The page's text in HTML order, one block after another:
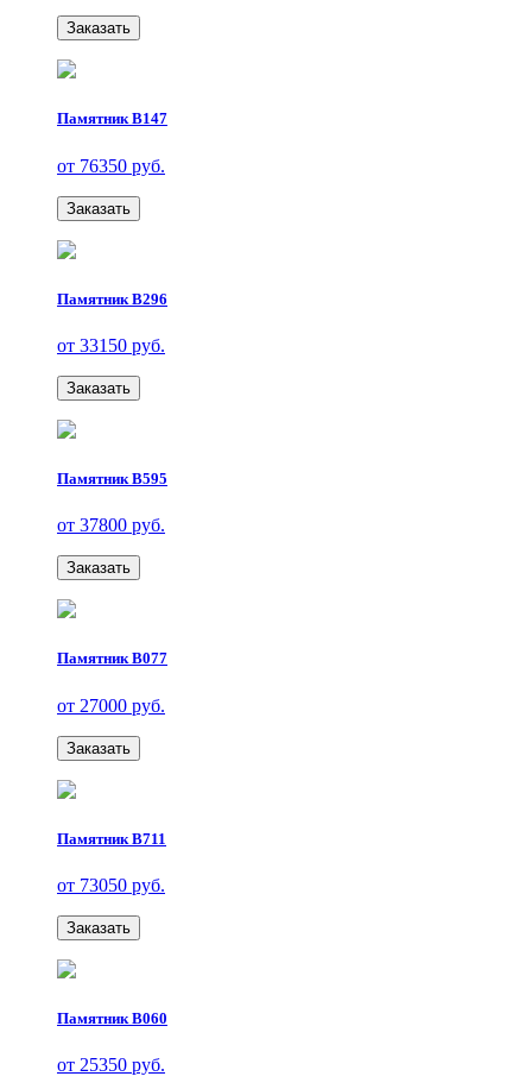
Заказать
Памятник В147
от 76350 руб.
Заказать
Памятник В296
от 33150 руб.
Заказать
Памятник В595
от 37800 руб.
Заказать
Памятник В077
от 27000 руб.
Заказать
Памятник В711
от 73050 руб.
Заказать
Памятник В060
от 25350 руб.